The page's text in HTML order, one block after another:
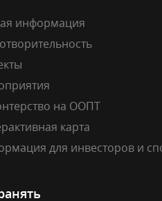
информация
на ООПТ
карта
для инвесторов и